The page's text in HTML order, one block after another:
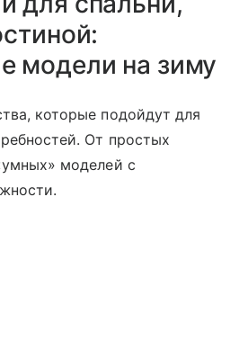
модели на зиму
которые подойдут для
От простых
моделей с